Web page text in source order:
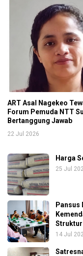
ART Asal Nagekeo
Forum Pemuda NTT
Bertanggung Jawab
22 Jul 2026
Harga
25 Jul
Pansus
Struktur
14 Jul